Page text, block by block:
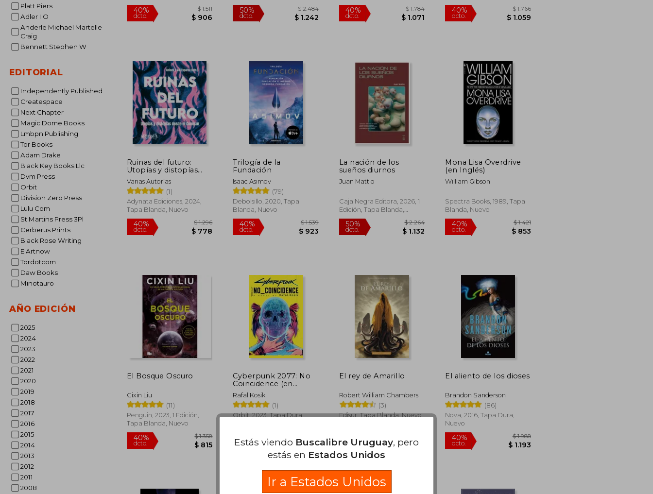
Platt Piers
Adler I O
Anderle Michael Martelle
Craig
Bennett Stephen W
EDITORIAL
Independently Published
Createspace
Next Chapter
Magic Dome Books
Lmbpn Publishing
Tor Books
Adam Drake
Black Key Books Llc
Dvm Press
Orbit
Division Zero Press
Lulu Com
St Martins Press 3Pl
Cerberus Prints
Black Rose Writing
E Artnow
Tordotcom
Daw Books
Minotauro
AÑO EDICIÓN
2025
2024
2023
2022
2021
2020
2019
2018
2017
2016
2015
2014
2013
2012
2011
2008
40%
dcto.
50%
dcto. dcto.
$ 1.784
$ 1.071
40%
dcto.
Ruinas del futuro:
Utopías y distopías
desde el ConoSur
Varias Autorías
(1)
Adynata Ediciones, 2024,
Tapa Blanda, Nuevo
40%
dcto.
Trilogía de la
Fundación
Isaac Asimov
(79)
Debolsillo, 2020, Tapa
Blanda, Nuevo
40%
dcto.
La nación de los
sueños diurnos
Juan Mattio
Caja Negra Editora, 2026, 1
Edición, Tapa Blanda,
Nuevo
50%
dcto.
$ 2.264
$ 1.132
Mona Lisa Overdrive
(en Inglés)
William Gibson
Spectra Books, 1989, Tapa
Blanda, Nuevo
40%
dcto.
El Bosque Oscuro
Cixin Liu
(11)
Penguin, 2023, 1 Edición,
Tapa Blanda, Nuevo
Cyberpunk 2077: No
Coincidence (en
Inglés)
Rafal Kosik
(1)
Orbit, 2023, Tapa Dura,
El rey de Amarillo
Robert William Chambers
(3)
Edisur, Tapa Blanda, Nuevo
El aliento de los dioses
Brandon Sanderson
(86)
Nova, 2016, Tapa Dura,
Nuevo
Estás viendo Buscalibre Uruguay, pero
estás en Estados Unidos
Ir a Estados Unidos